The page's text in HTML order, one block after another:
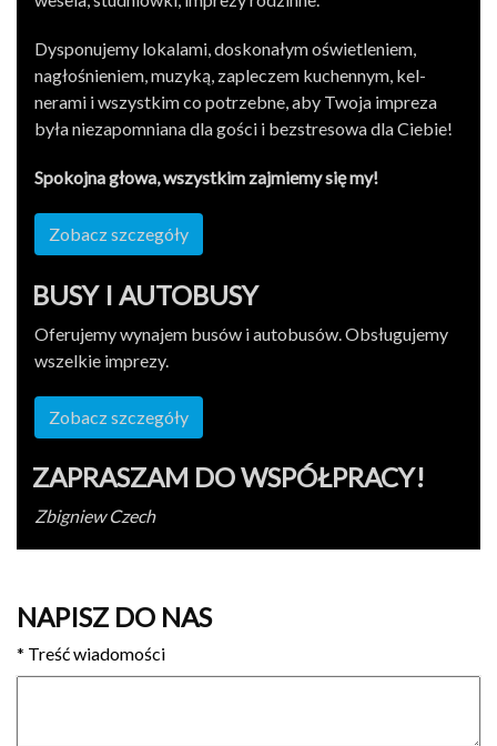
Dys­ponu­jemy lokalami, doskon­ałym oświ­etle­niem,
nagłośnie­niem, muzyką, zapleczem kuchen­nym, kel­
nerami i wszys­tkim co potrzebne, aby Twoja impreza
była nieza­pom­ni­ana dla gości i bezstre­sowa dla Ciebie!
Spoko­jna głowa, wszys­tkim zajmiemy się my!
Zobacz szczegóły
BUSY I AUTOBUSY
Ofer­u­jemy wyna­jem busów i auto­busów. Obsługu­jemy
wszelkie imprezy.
Zobacz szczegóły
ZAPRASZAM DO WSPÓŁPRACY!
Zbig­niew Czech
NAPISZ DO NAS
* Treść wiadomości